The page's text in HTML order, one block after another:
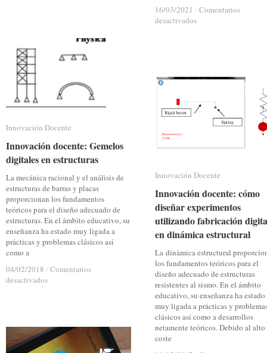
16/03/2021 / Comentarios
desactivadosen
16/03/2021 / Comentarios
desactivadosen
Innovación Docente
Innovación docente: Gemelos
digitales en estructuras
La mecánica racional y el análisis de
estructuras de barras y placas
proporcionan los fundamentos
teóricos para el diseño adecuado de
estructuras. En el ámbito educativo, su
enseñanza ha estado muy ligada a
prácticas y problemas clásicos así
como a
04/02/2018 / Comentarios
desactivadosen
en
estructuras
Innovación Docente
Innovación docente: Gemelos
digitales en estructuras
04/02/2018 / Comentarios
desactivadosen
en
estructuras
Innovación Docente
Innovación docente: cómo
diseñar experimentos
utilizando fabricación
en dinámica estructural
La dinámica estructural
los fundamentos teóricos para el
diseño adecuado de estructuras
resistentes al sismo. En el ámbito
educativo, su enseñanza ha estado
muy ligada a prácticas y
clásicos así como a desarrollos
netamente teóricos. Debido al alto
coste
Innovación Docente
Innovación docente: cómo
diseñar experimentos
utilizando fabricación
en dinámica estructural